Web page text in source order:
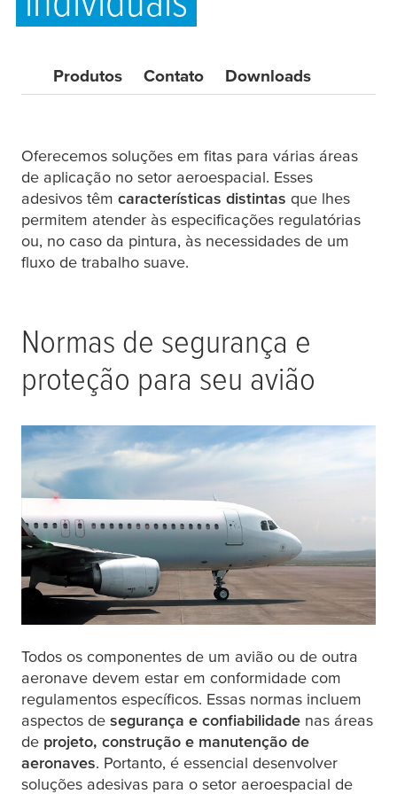
Produtos Contato Downloads
Oferecemos soluções em fitas para várias áreas
de aplicação no setor aeroespacial. Esses
adesivos têm características distintas que lhes
permitem atender às especificações regulatórias
ou, no caso da pintura, às necessidades de um
fluxo de trabalho suave.
Normas de segurança e
proteção para seu avião
Todos os componentes de um avião ou de outra
aeronave devem estar em conformidade com
regulamentos específicos. Essas normas incluem
aspectos de segurança e confiabilidade nas áreas
de projeto, construção e manutenção de
aeronaves. Portanto, é essencial desenvolver
soluções adesivas para o setor aeroespacial de